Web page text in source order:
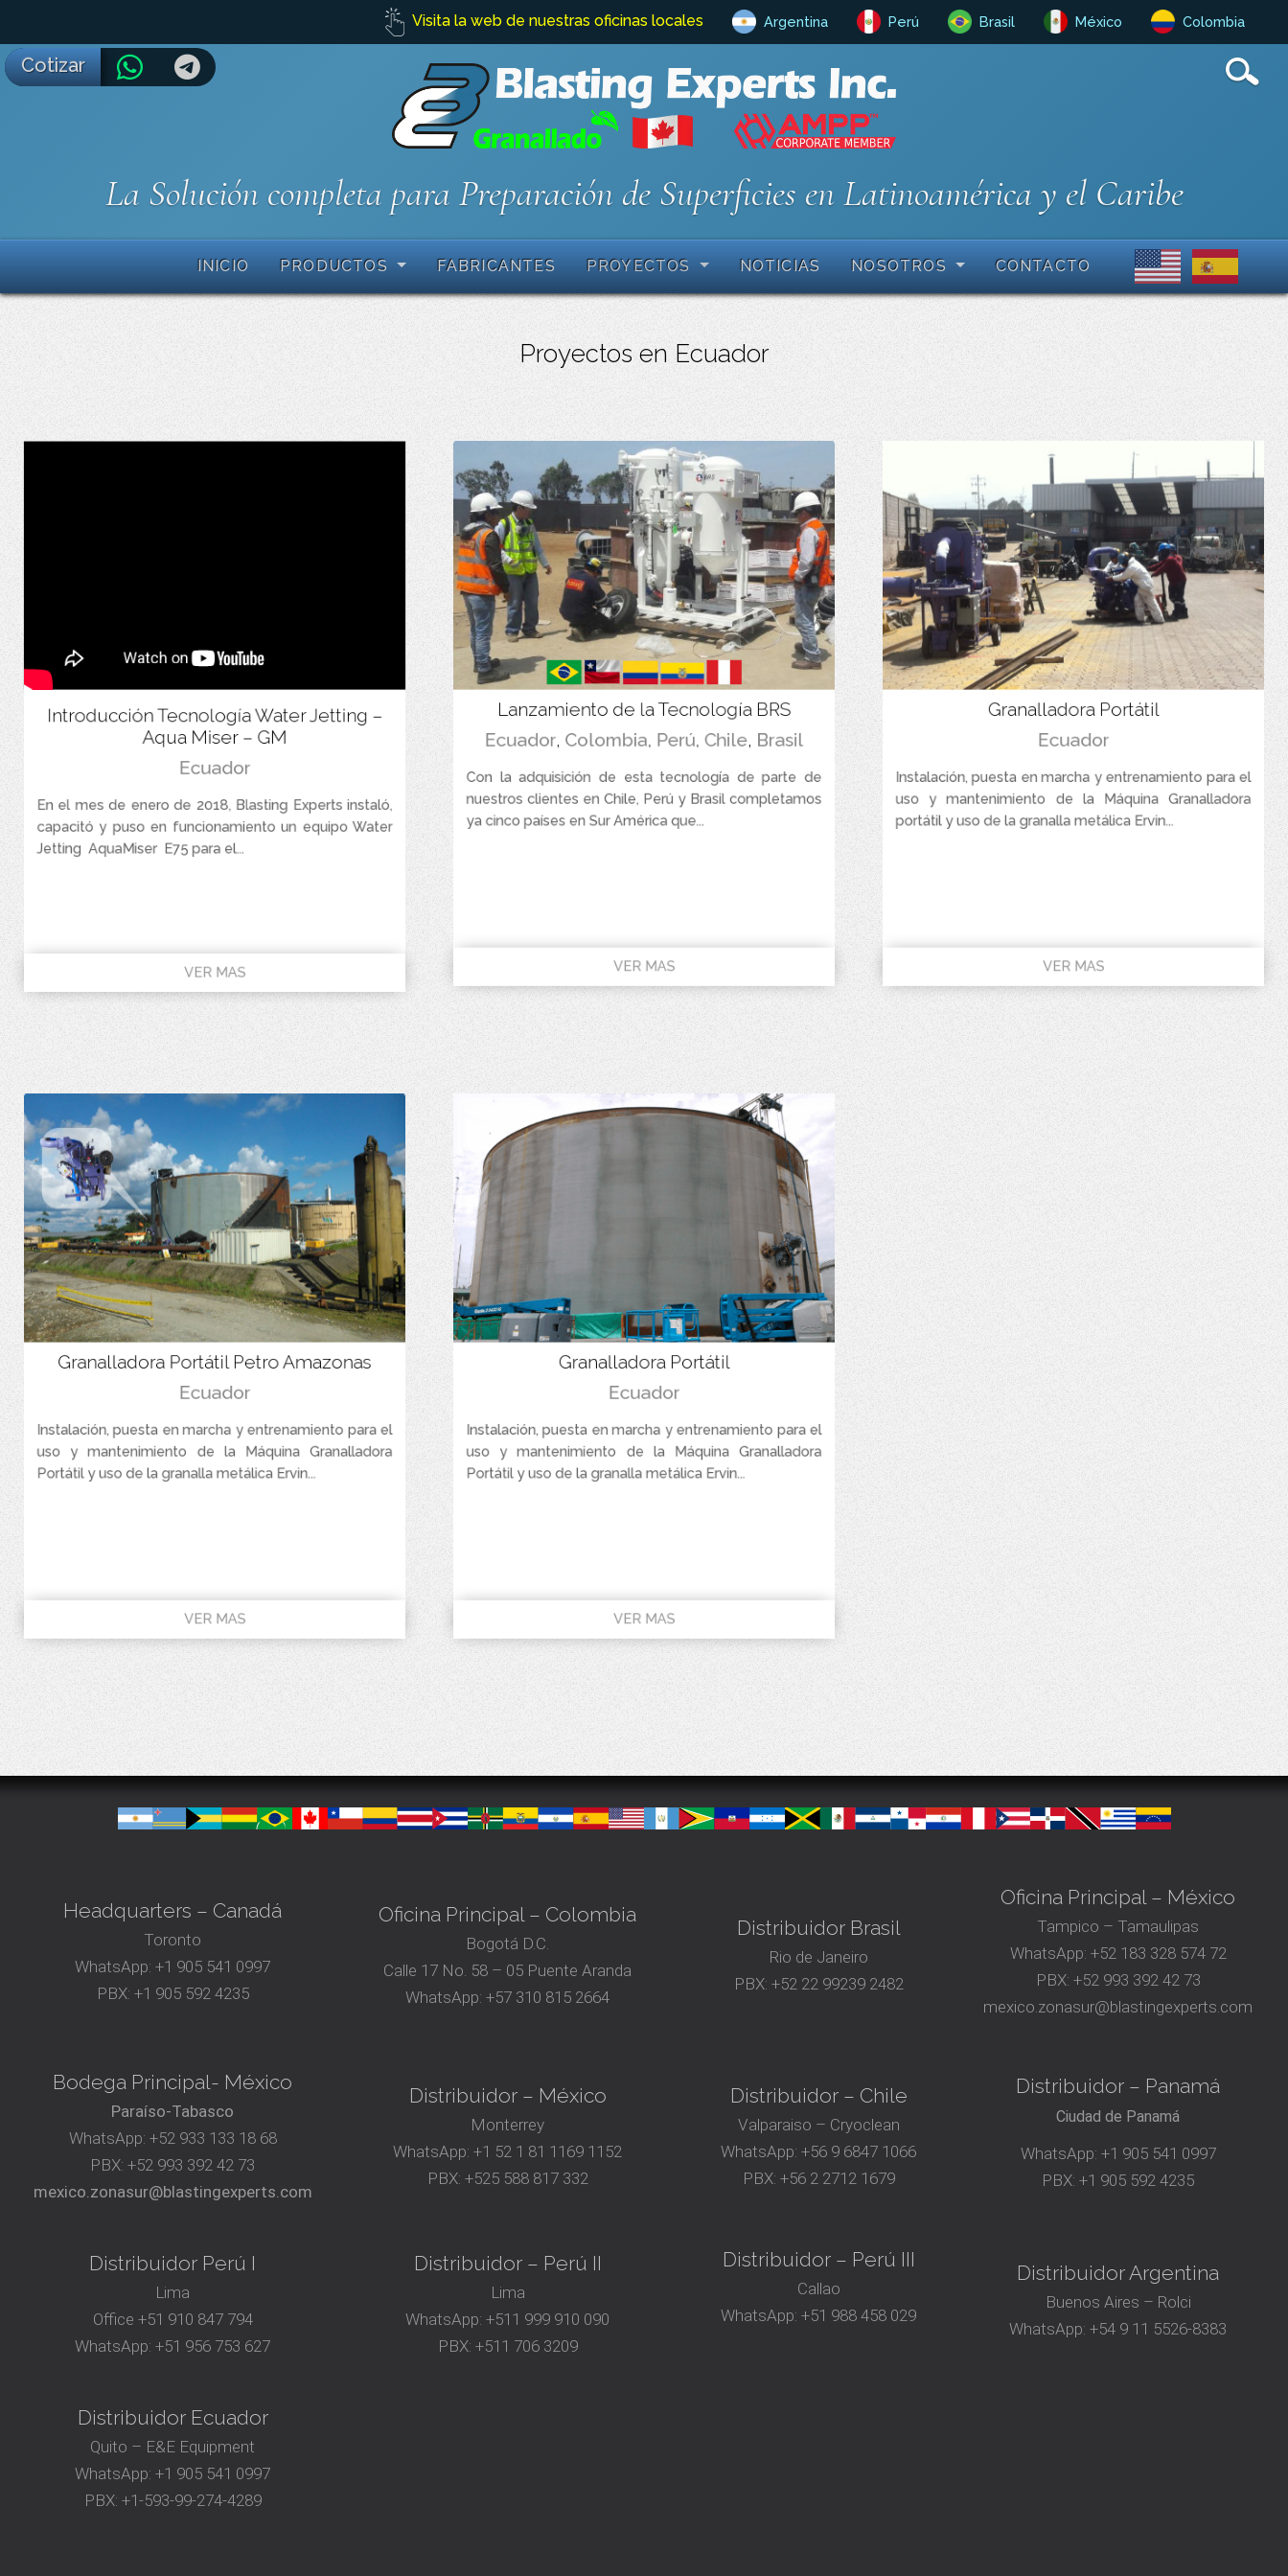
Visita la web de nuestras oficinas locales Argentina Perú Brasil México Colombia
La Solución completa para Preparación de Superficies en Latinoamérica y el Caribe
INICIO PRODUCTOS FABRICANTES PROYECTOS NOTICIAS NOSOTROS CONTACTO
Proyectos en Ecuador
Introducción Tecnología Water Jetting –
Aqua Miser – GM
Ecuador
En el mes de enero de 2018, Blasting Experts instaló,
capacitó y puso en funcionamiento un equipo Water
Jetting AquaMiser E75 para el...
VER MAS
Lanzamiento de la Tecnología BRS
Ecuador, Colombia, Perú, Chile, Brasil
Con la adquisición de esta tecnología de parte de
nuestros clientes en Chile, Perú y Brasil completamos
ya cinco países en Sur América que...
VER MAS
Granalladora Portátil
Ecuador
Instalación, puesta en marcha y entrenamiento para el
uso y mantenimiento de la Máquina Granalladora
portátil y uso de la granalla metálica Ervin...
VER MAS
Granalladora Portátil Petro Amazonas
Ecuador
Instalación, puesta en marcha y entrenamiento para el
uso y mantenimiento de la Máquina Granalladora
Portátil y uso de la granalla metálica Ervin...
VER MAS
Granalladora Portátil
Ecuador
Instalación, puesta en marcha y entrenamiento para el
uso y mantenimiento de la Máquina Granalladora
Portátil y uso de la granalla metálica Ervin...
VER MAS
Cotizar
Headquarters – Canadá
Toronto
WhatsApp: +1 905 541 0997
PBX: +1 905 592 4235
Oficina Principal – Colombia
Bogotá D.C.
Calle 17 No. 58 – 05 Puente Aranda
WhatsApp: +57 310 815 2664
Distribuidor Brasil
Rio de Janeiro
PBX: +52 22 99239 2482
Oficina Principal – México
Tampico – Tamaulipas
WhatsApp: +52 183 328 574 72
PBX: +52 993 392 42 73
mexico.zonasur@blastingexperts.com
Bodega Principal- México
Paraíso-Tabasco
WhatsApp: +52 933 133 18 68
PBX:+52 993 392 42 73
mexico.zonasur@blastingexperts.com
Distribuidor – México
Monterrey
WhatsApp: +1 52 1 81 1169 1152
PBX: +525 588 817 332
Distribuidor – Chile
Valparaiso – Cryoclean
WhatsApp: +56 9 6847 1066
PBX: +56 2 2712 1679
Distribuidor – Panamá
Ciudad de Panamá
WhatsApp: +1 905 541 0997
PBX:+1 905 592 4235
Distribuidor Perú I
Lima
Office +51 910 847 794‬
WhatsApp:+51 956 753 627
Distribuidor – Perú II
Lima
WhatsApp: +511 999 910 090
PBX: +511 706 3209
Distribuidor – Perú III
Callao
WhatsApp: +51 988 458 029
Distribuidor Argentina
Buenos Aires – Rolci
WhatsApp:+54 9 11 5526-8383
Distribuidor Ecuador
Quito – E&E Equipment
WhatsApp: +1 905 541 0997
PBX: +1-593-99-274-4289